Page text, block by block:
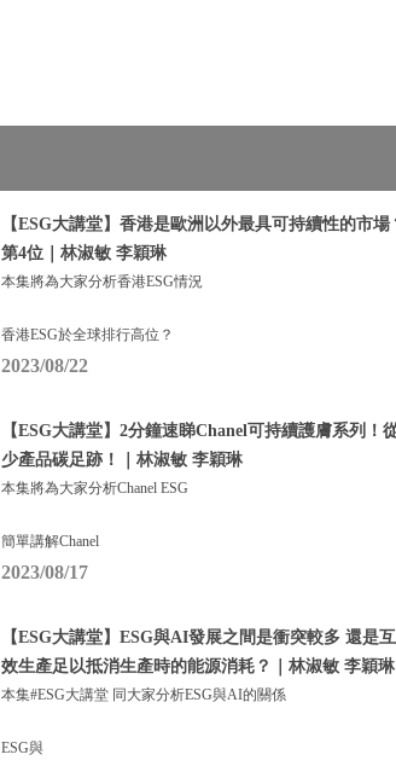
【ESG大講堂】香港是歐洲以外最具可持續性的市
第4位｜林淑敏 李穎琳
本集將為大家分析香港ESG情況
香港ESG於全球排行高位？
2023/08/22
【ESG大講堂】2分鐘速睇Chanel可持續護膚系列！
少產品碳足跡！｜林淑敏 李穎琳
本集將為大家分析Chanel ESG
簡單講解Chanel
2023/08/17
【ESG大講堂】ESG與AI發展之間是衝突較多 還是
效生產足以抵消生產時的能源消耗？｜林淑敏 李穎琳
本集#ESG大講堂 同大家分析ESG與AI的關係
ESG與